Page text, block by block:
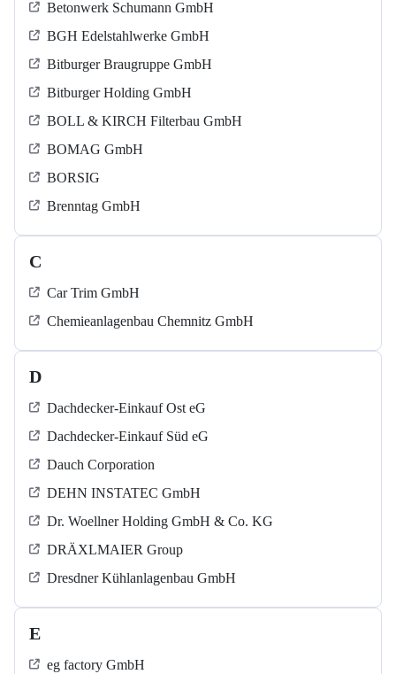
Betonwerk Schumann GmbH
BGH Edelstahlwerke GmbH
Bitburger Braugruppe GmbH
Bitburger Holding GmbH
BOLL & KIRCH Filterbau GmbH
BOMAG GmbH
BORSIG
Brenntag GmbH
C
Car Trim GmbH
Chemieanlagenbau Chemnitz GmbH
D
Dachdecker-Einkauf Ost eG
Dachdecker-Einkauf Süd eG
Dauch Corporation
DEHN INSTATEC GmbH
Dr. Woellner Holding GmbH & Co. KG
DRÄXLMAIER Group
Dresdner Kühlanlagenbau GmbH
E
eg factory GmbH